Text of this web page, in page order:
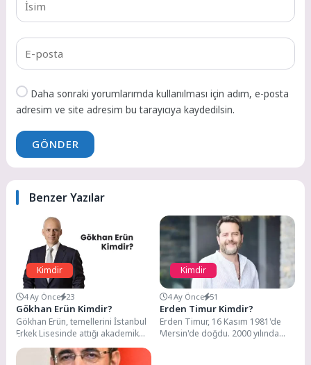
Daha sonraki yorumlarımda kullanılması için adım, e-posta
adresim ve site adresim bu tarayıcıya kaydedilsin.
GÖNDER
Benzer Yazılar
Kimdir
4 Ay Önce 23
Gökhan Erün Kimdir?
Gökhan Erün, temellerini İstanbul
Erkek Lisesinde attığı akademik
yolculuğunu, İstanbul Teknik
Üniversitesi - Elektronik ve...
Kimdir
4 Ay Önce 51
Erden Timur Kimdir?
Erden Timur, 16 Kasım 1981'de
Mersin'de doğdu. 2000 yılında